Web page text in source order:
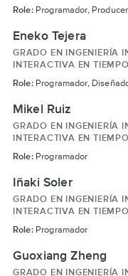
Role:Programador, Producer
Eneko Tejera
GRADO EN INGENIERÍA
INTERACTIVA EN
Role:Programador,
Mikel Ruiz
GRADO EN INGENIERÍA
INTERACTIVA EN
Role:Programador
Iñaki Soler
GRADO EN INGENIERÍA
INTERACTIVA EN
Role:Programador
Guoxiang Zheng
GRADO EN INGENIERÍA